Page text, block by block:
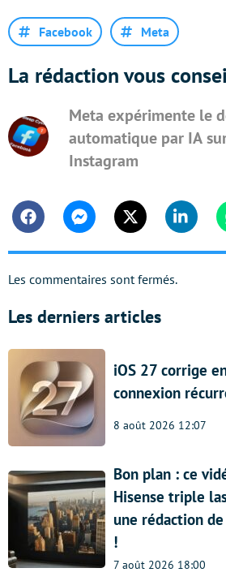
Facebook Meta
La rédaction vous
Meta expérimente le
automatique par IA
Instagram
FacebookMessengerTwitter
Les commentaires sont fermés.
Les derniers articles
iOS 27 corrige
connexion
8 août 2026 12:07
Bon plan : ce
Hisense triple
une rédaction
!
7 août 2026 18:00